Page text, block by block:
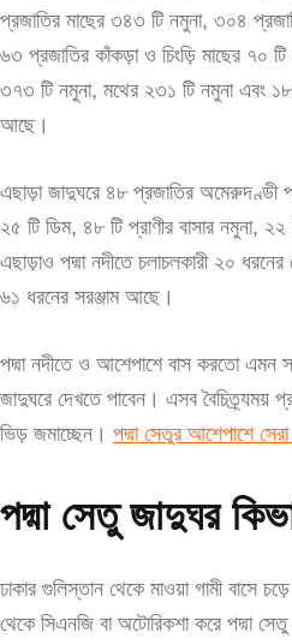
প্রজাতির মাছের ৩৪৩ টি নমুনা, ৩০৪
৬৩ প্রজাতির কাঁকড়া ও চিংড়ি মাছের ৭০
৩৭৩ টি নমুনা, মথের ২৩১ টি নমুনা এবং
আছে।
এছাড়া জাদুঘরে ৪৮ প্রজাতির অমেরুদণ্ডী
২৫ টি ডিম, ৪৮ টি প্রাণীর বাসার নমুনা,
এছাড়াও পদ্মা নদীতে চলাচলকারী ২০
৬১ ধরনের সরঞ্জাম আছে।
পদ্মা নদীতে ও আশেপাশে বাস করতো এমন
জাদুঘরে দেখতে পাবেন। এসব বৈচিত্র্যময়
ভিড় জমাচ্ছেন। পদ্মা সেতুর আশেপাশে
পদ্মা সেতু জাদুঘর
ঢাকার গুলিস্তান থেকে মাওয়া গামী বাসে
থেকে সিএনজি বা অটোরিকশা করে পদ্মা সেতু